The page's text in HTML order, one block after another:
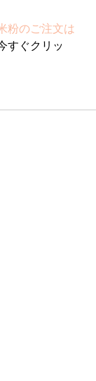
粉のご注文は
ぐクリッ